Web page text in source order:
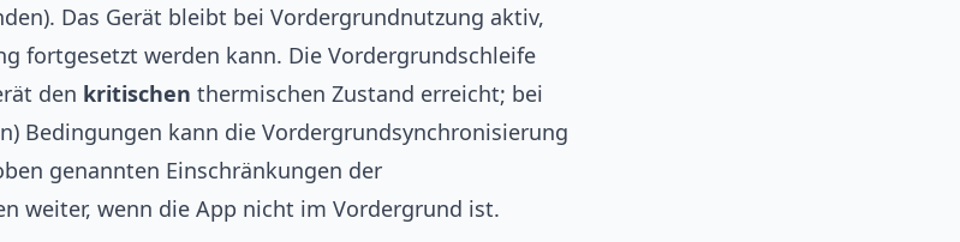
Das Gerät bleibt bei Vordergrundnutzung aktiv,
fortgesetzt werden kann. Die Vordergrundschleife
den kritischen thermischen Zustand erreicht; bei
Bedingungen kann die Vordergrundsynchronisierung
genannten Einschränkungen der
weiter, wenn die App nicht im Vordergrund ist.